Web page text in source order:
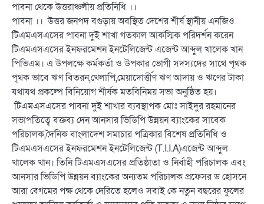
পাবনা থেকে উত্তরাঞ্চলীয় প্রতিনিধি ।।
পাবনা ।। উত্তর জনপদ বগুড়ায় অবস্থিত দেশের শীর্ষ স্থানীয় এনজিও
টিএমএসএসের পাবনা দুই শাখা গতকাল আকস্মিক পরিদর্শন করেন
টিএমএসএসের ইনফরমেশন ইনটেলিজেন্ট এজেন্ট আব্দুল খালেক খান
পিভিএম। এ উপলক্ষে কর্মকর্তা ও উপকার ভোগী সদস্যদের সাথে পৃথক
পৃথক ভাবে ঋণ বিতরন,খেলাপি,মেয়াদোর্ত্তীণ ঋণ আদায় ও ঋণের টাকা
যথাযথ প্রকল্পে বিনিয়োগ শীর্ষক মতবিনিময় সভা অনুষ্ঠিত হয়।
টিএমএসএসের পাবনা দুই শাখার ব্যবস্থাপক মোঃ সাইদুর রহমানের
সভাপতিত্বে বক্তব্য দেন আনসার ভিডিপি উন্নয়ন ব্যাংকের সাবেক
পরিচালক,দৈনিক বাংলাদেশ সমাচার পত্রিকার বিশেষ প্রতিনিধি ও
টিএমএসএসের ইনফরমেশন ইনটেলিজেন্ট (T.I.I.A)এজেন্ট আব্দুল
খালেক খান। তিনি টিএমএসএসের প্রতিষ্ঠাতা ও নির্বাহী পরিচালক এবং
আনসার ভিডিপি উন্নয়ন ব্যাংকের অন্যতম পরিচালক প্রফেসর ড হোসনে
আরা বেগমের পক্ষ থেকে দেরিতে হলেও সবাই কে নতুন বছরের ফুলের